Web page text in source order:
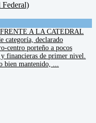
A LA CATEDRAL
categoría, declarado
centro porteño a pocos
financieras de primer nivel.
bien mantenido, ...